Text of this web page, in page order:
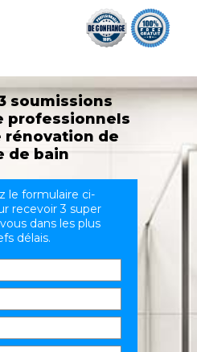
soumissions
professionnels
rénovation de
de bain
le formulaire ci-
recevoir 3 super
dans les plus
délais.